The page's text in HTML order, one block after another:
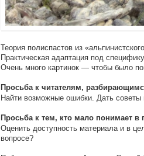
Теория полиспастов из
Практическая адаптация под
Очень много картинок — чтобы было
Просьба к читателям,
Найти возможные ошибки. Дать советы
Просьба к тем, кто мало понимает в
Оценить доступность материала и в
вопросе?